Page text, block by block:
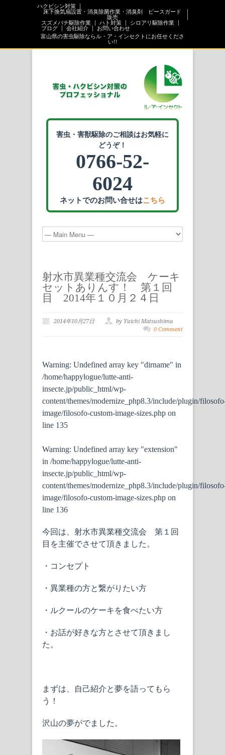
ハクビシン対策
床下換気扇設置・消臭除菌作業・消臭剤 ピースガード
販売
スズメバチ駆除作業
ハト対策
シロアリ駆除作業
ブログ
会社紹介
お問い合わせ
富山県の害虫駆除ならル・ア・インセクトにお任せくださ
い!!
害虫・害獣駆除のご相談はお気軽に
どうぞ！
0766-52-
6024
ネットでのお問い合せはこちら
射水市異業種交流会 ケーキ
セットありんす！ 第１回
目 2014年１０月２４日
2014年10月27日
by Yuichi Matsushima
0 Comment
Warning: Undefined array key "dirname" in
/home/happylogue/lutte-anti-
insecte.jp/public_html/wp-
content/themes/modernize_php8.3/include/plugin/
image/filosofo-custom-image-sizes.php on
line 135
Warning: Undefined array key "extension"
in /home/happylogue/lutte-anti-
insecte.jp/public_html/wp-
content/themes/modernize_php8.3/include/plugin/
image/filosofo-custom-image-sizes.php on
line 136
今回は、射水市異業種交流会 第１回
目を主催でさせて頂きました。
・コンセプト
・異業種の方と繋がりたい方
・ルクールのケーキを食べたい方
・お話が好きな方とさせて頂きまし
た。
まずは、自己紹介と夢を語ってもら
う！
沢山の夢がでました。